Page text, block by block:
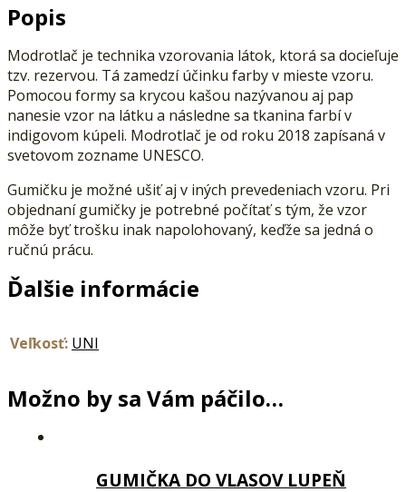
Popis
Modrotlač je technika vzorovania látok, ktorá sa docieľuje
tzv. rezervou. Tá zamedzí účinku farby v mieste vzoru.
Pomocou formy sa krycou kašou nazývanou aj pap
nanesie vzor na látku a následne sa tkanina farbí v
indigovom kúpeli. Modrotlač je od roku 2018 zapísaná v
svetovom zozname UNESCO.
Gumičku je možné ušiť aj v iných prevedeniach vzoru. Pri
objednaní gumičky je potrebné počítať s tým, že vzor
môže byť trošku inak napolohovaný, keďže sa jedná o
ručnú prácu.
Ďalšie informácie
Veľkosť: UNI
Možno by sa Vám páčilo…
GUMIČKA DO VLASOV LUPEŇ